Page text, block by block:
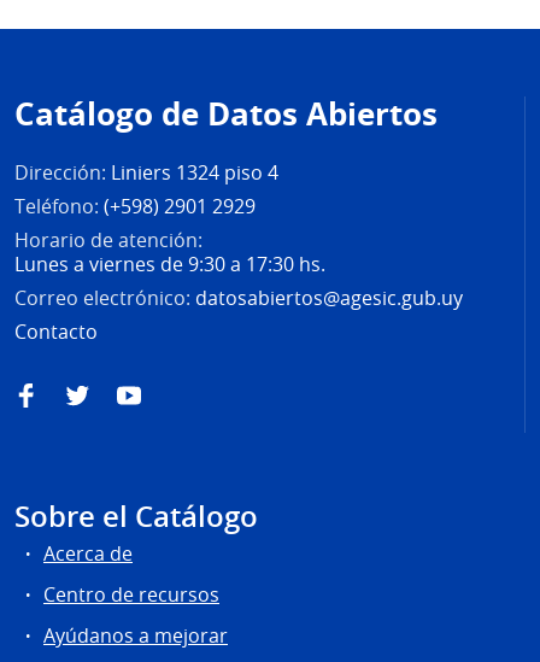
de
página
Catálogo de Datos Abiertos
Dirección: Liniers 1324 piso 4
Teléfono: (+598) 2901 2929
Horario de atención:
Lunes a viernes de 9:30 a 17:30 hs.
Correo electrónico: datosabiertos@agesic.gub.uy
Contacto
FacebookTwitterYouTube
Sobre el Catálogo
Acerca de
Centro de recursos
Ayúdanos a mejorar